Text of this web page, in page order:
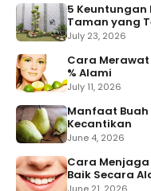
5
Taman yang
July 23, 2026
Cara Merawat
% Alami
July 11, 2026
Manfaat Buah
Kecantikan
June 4, 2026
Cara
Baik Secara
June 21, 2026